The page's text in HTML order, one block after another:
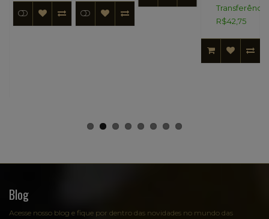
R$42,75
Blog
Acesse nosso blog e fique por dentro das novidades no mundo das